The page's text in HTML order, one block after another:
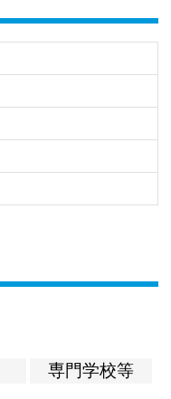
専門学校等